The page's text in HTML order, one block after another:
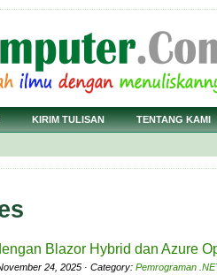
KIRIM TULISAN TENTANG KAMI
Blazor Hybrid dan Azure
24, 2025 · Category: Pemrograman